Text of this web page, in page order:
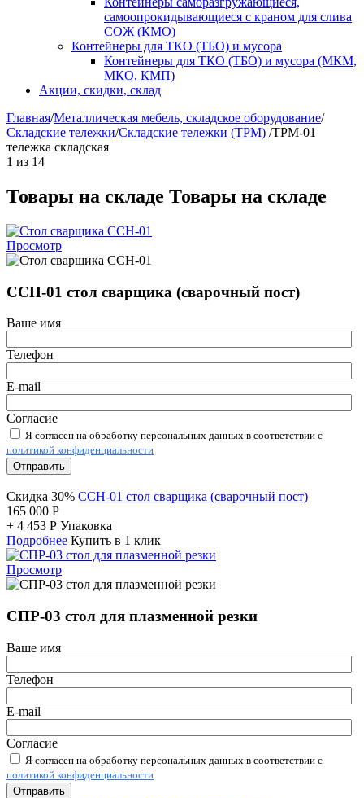
самоопрокидывающиеся с краном для слива
СОЖ (КМО)
Контейнеры для ТКО (ТБО) и мусора
Контейнеры для ТКО (ТБО) и мусора (МКМ,
МКО, КМП)
Акции, скидки, склад
Главная/Металлическая мебель, складское оборудование/
Складские тележки/Складские тележки (ТРМ) /ТРМ-01
тележка складская
1 из 14
Товары на складе Товары на складе
Просмотр
ССН-01 стол сварщика (сварочный пост)
Ваше имя
Телефон
E-mail
Согласие
Я согласен на обработку персональных данных в соответствии с
политикой конфиденциальности
Отправить
Скидка 30% ССН-01 стол сварщика (сварочный пост)
165 000 Р
+ 4 453 Р Упаковка
Подробнее Купить в 1 клик
Просмотр
СПР-03 стол для плазменной резки
Ваше имя
Телефон
E-mail
Согласие
Я согласен на обработку персональных данных в соответствии с
политикой конфиденциальности
Отправить